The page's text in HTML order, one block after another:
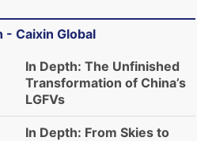
- Caixin Global
In Depth: The Unfinished
Transformation of China’s
LGFVs
In Depth: From Skies to